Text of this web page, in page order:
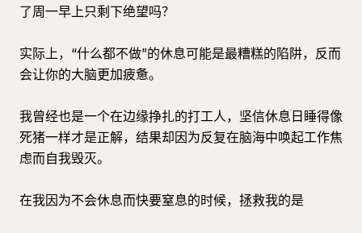
了周一早上只剩下绝望吗？
实际上，“什么都不做”的休息可能是最糟糕的陷阱，反而
会让你的大脑更加疲惫。
我曾经也是一个在边缘挣扎的打工人，坚信休息日睡得像
死猪一样才是正解，结果却因为反复在脑海中唤起工作焦
虑而自我毁灭。
在我因为不会休息而快要窒息的时候，拯救我的是